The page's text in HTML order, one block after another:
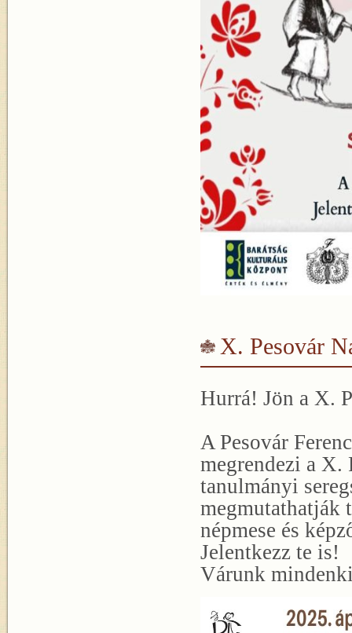
X. Pesovár
Hurrá! Jön a X.
A Pesovár
megrendezi a X.
tanulmányi
megmutathatják
népmese és
Jelentkezz te is!
Várunk